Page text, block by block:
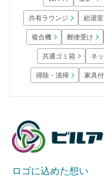
共有ラウンジ 給湯室
複合機 郵便受け
共通ゴミ箱 ネ
掃除・清掃 家具
ロゴに込めた想い